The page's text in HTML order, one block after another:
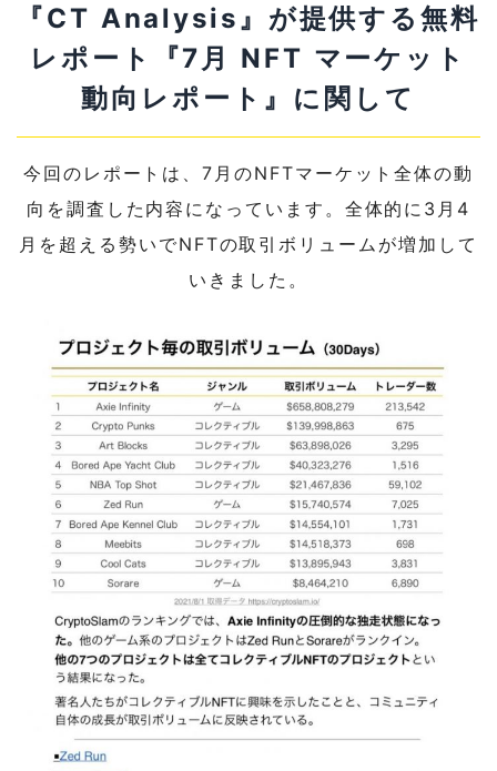
『CT Analysis』が提供する無料
レポート『7月 NFT マーケット
動向レポート』に関して
今回のレポートは、7月のNFTマーケット全体の動
向を調査した内容になっています。全体的に3月4
月を超える勢いでNFTの取引ボリュームが増加して
いきました。